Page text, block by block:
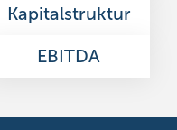
Kapitalstruktur
EBITDA